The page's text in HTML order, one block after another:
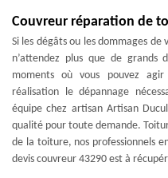
Couvreur réparation de
Si les dégâts ou les dommages
n’attendez plus que de grands
moments où vous pouvez
réalisation le dépannage
équipe chez artisan Artisan
qualité pour toute demande.
de la toiture, nos professionnels
devis couvreur 43290 est à